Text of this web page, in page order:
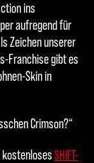
ins
aufregend für
Zeichen unserer
Franchise gibt es
Skin in
Crimson?“
SHiFT-